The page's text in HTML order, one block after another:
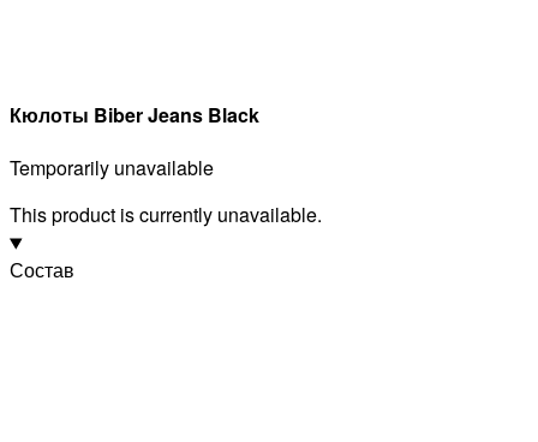
Кюлоты Biber Jeans Black
Temporarily unavailable
This product is currently unavailable.
Состав